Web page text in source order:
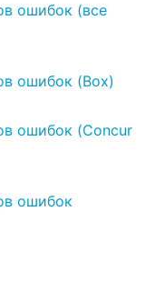
ошибок (все
ошибок (Box)
ошибок (Concur
ошибок